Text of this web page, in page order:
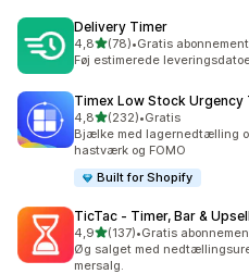
Delivery Timer
4,8ud af 5 stjerner
(78)
78 anmeldelser i alt
•Gratis
Føj estimerede
Timex Low Stock Urgency
4,8ud af 5 stjerner
(232)
232 anmeldelser i alt
•Gratis
Bjælke med lagernedtælling
hastværk og FOMO
Built for Shopify
TicTac ‑ Timer, Bar & Upsell
4,9ud af 5 stjerner
(137)
137 anmeldelser i alt
•Gratis
Øg salget med
mersalg.